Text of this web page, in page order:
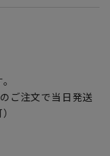
ご注文で当日発送